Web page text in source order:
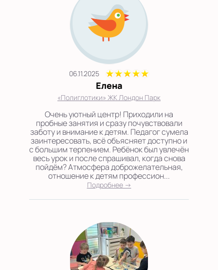
06.11.2025
Елена
«Полиглотики» ЖК Лондон Парк
Очень уютный центр! Приходили на
пробные занятия и сразу почувствовали
заботу и внимание к детям. Педагог сумела
заинтересовать, всё объясняет доступно и
с большим терпением. Ребёнок был увлечён
весь урок и после спрашивал, когда снова
пойдём? Атмосфера доброжелательная,
отношение к детям профессион...
Подробнее →